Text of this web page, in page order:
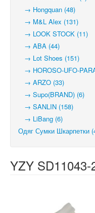
→ Hongquan (48)
→ M&L Alex (131)
→ LOOK STOCK (11)
→ ABA (44)
→ Lot Shoes (151)
→ HOROSO-UFO-
→ ARZO (33)
→ Supo(BRAND) (6)
→ SANLIN (158)
→ LiBang (6)
Одяг Сумки Шкарпетки
YZY SD11043-